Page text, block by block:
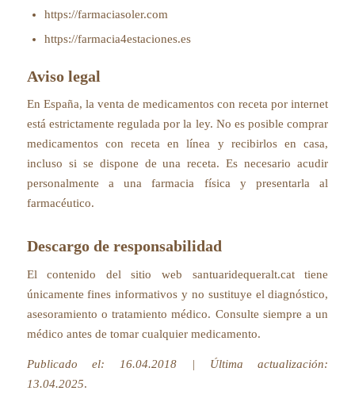
https://farmaciasoler.com
https://farmacia4estaciones.es
Aviso legal
En España, la venta de medicamentos con receta por internet
está estrictamente regulada por la ley. No es posible comprar
medicamentos con receta en línea y recibirlos en casa,
incluso si se dispone de una receta. Es necesario acudir
personalmente a una farmacia física y presentarla al
farmacéutico.
Descargo de responsabilidad
El contenido del sitio web santuaridequeralt.cat tiene
únicamente fines informativos y no sustituye el diagnóstico,
asesoramiento o tratamiento médico. Consulte siempre a un
médico antes de tomar cualquier medicamento.
Publicado el: 16.04.2018 | Última actualización:
13.04.2025.